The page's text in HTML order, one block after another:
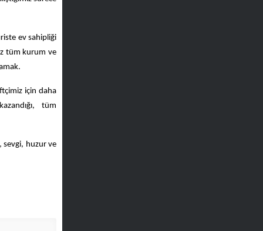
ev sahipliği
tüm kurum ve
için daha
tüm
sevgi, huzur ve